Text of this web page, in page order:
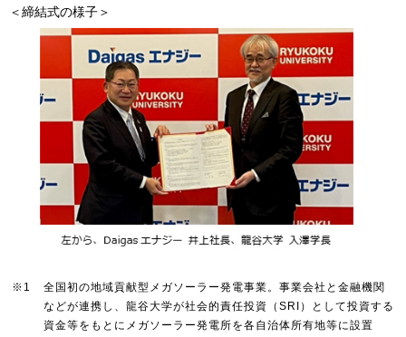
＜締結式の様子＞
※1
全国初の地域貢献型メガソーラー発電事業。事業会社と金融機関
などが連携し、龍谷大学が社会的責任投資（SRI）として投資する
資金等をもとにメガソーラー発電所を各自治体所有地等に設置